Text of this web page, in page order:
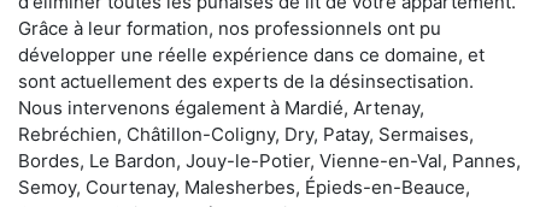
Grâce à leur formation, nos professionnels ont pu
développer une réelle expérience dans ce domaine, et
sont actuellement des experts de la désinsectisation.
Nous intervenons également à Mardié, Artenay,
Rebréchien, Châtillon-Coligny, Dry, Patay, Sermaises,
Bordes, Le Bardon, Jouy-le-Potier, Vienne-en-Val, Pannes,
Semoy, Courtenay, Malesherbes, Épieds-en-Beauce,